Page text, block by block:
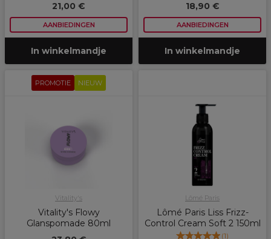
21,00 €
AANBIEDINGEN
In winkelmandje
18,90 €
AANBIEDINGEN
In winkelmandje
PROMOTIE NIEUW
Vitality's
Vitality's Flowy
Glanspomade 80ml
Lômé Paris
Lômé Paris Liss Frizz-
Control Cream Soft 2 150ml
(1)